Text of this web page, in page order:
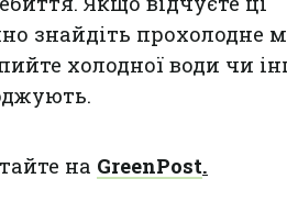
знайдіть прохолодне
холодної води чи
на GreenPost.